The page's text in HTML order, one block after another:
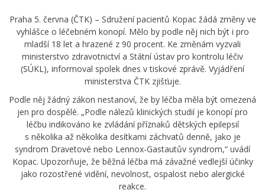
Praha 5. června (ČTK) – Sdružení pacientů Kopac žádá změny ve
vyhlášce o léčebném konopí. Mělo by podle něj nich být i pro
mladší 18 let a hrazené z 90 procent. Ke změnám vyzvali
ministerstvo zdravotnictví a Státní ústav pro kontrolu léčiv
(SÚKL), informoval spolek dnes v tiskové zprávě. Vyjádření
ministerstva ČTK zjišťuje.
Podle něj žádný zákon nestanoví, že by léčba měla být omezená
jen pro dospělé. „Podle nálezů klinických studií je konopí pro
léčbu indikováno ke zvládání příznaků dětských epilepsií
s několika až několika desítkami záchvatů denně, jako je
syndrom Dravetové nebo Lennox-Gastautův syndrom,“ uvádí
Kopac. Upozorňuje, že běžná léčba má závažné vedlejší účinky
jako rozostřené vidění, nevolnost, ospalost nebo alergické
reakce.